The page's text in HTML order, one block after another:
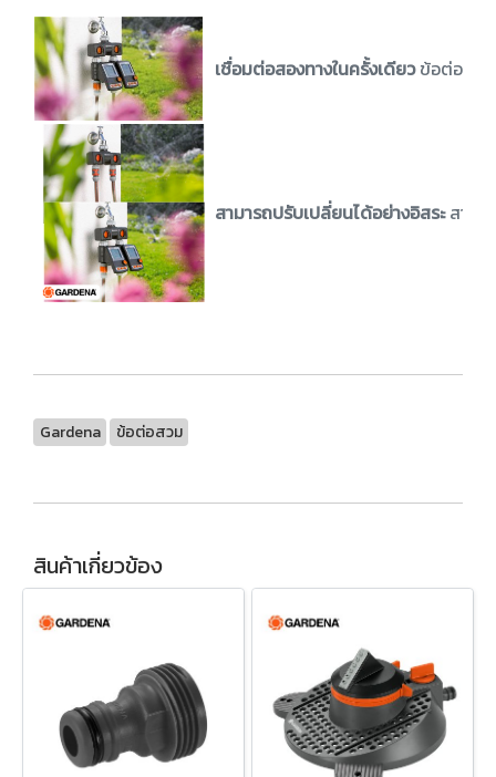
เชื่อมต่อสองทางในครั้งเดียวข้อต่อก๊อก
สามารถปรับเปลี่ยนได้อย่างอิสระสามา
Gardena ข้อต่อสวม
สินค้าเกี่ยวข้อง